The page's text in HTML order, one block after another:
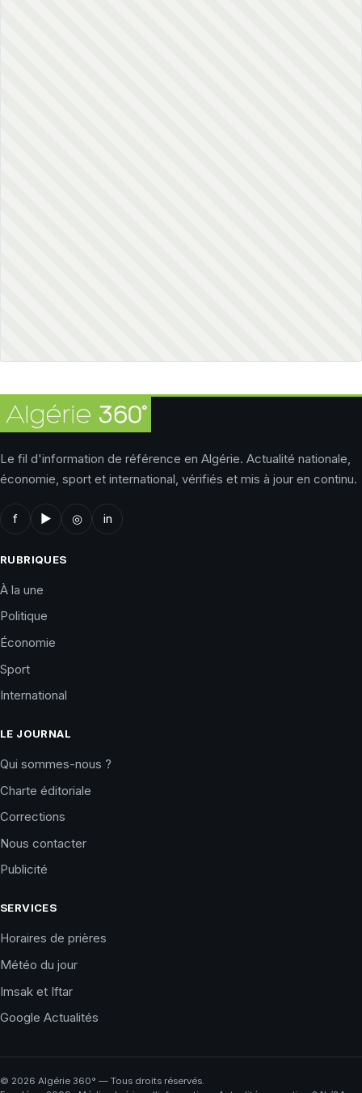
Le fil d'information de référence en Algérie. Actualité nationale,
économie, sport et international, vérifiés et mis à jour en continu.
f ▶ ◎ in
RUBRIQUES
À la une
Politique
Économie
Sport
International
LE JOURNAL
Qui sommes-nous ?
Charte éditoriale
Corrections
Nous contacter
Publicité
SERVICES
Horaires de prières
Météo du jour
Imsak et Iftar
Google Actualités
© 2026 Algérie 360° — Tous droits réservés.